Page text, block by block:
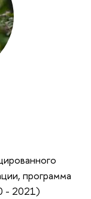
программа
- 2021)